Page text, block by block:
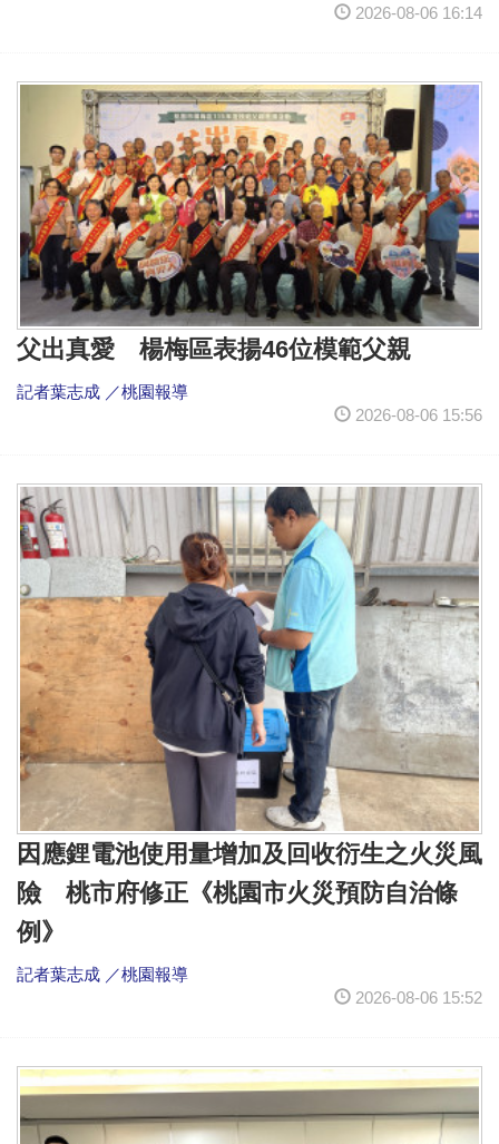
2026-08-06 16:14
父出真愛 楊梅區表揚46位模範父親
記者葉志成 ／桃園報導
2026-08-06 15:56
因應鋰電池使用量增加及回收衍生之火災風
險 桃市府修正《桃園市火災預防自治條
例》
記者葉志成 ／桃園報導
2026-08-06 15:52